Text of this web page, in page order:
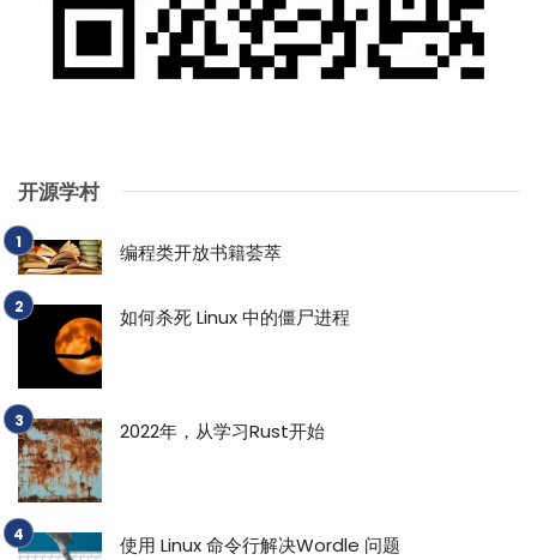
开源学村
编程类开放书籍荟萃
如何杀死 Linux 中的僵尸进程
2022年，从学习Rust开始
使用 Linux 命令行解决Wordle 问题